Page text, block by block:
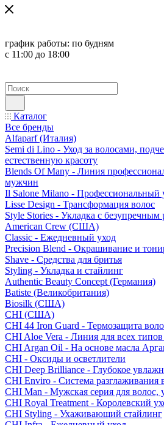
график работы: по будням
с 11:00 до 18:00
Каталог
Все бренды
Alfaparf (Италия)
Semi di Lino - Уход за волосами,
естественную красоту
Blends Of Many - Линия
мужчин
Il Salone Milano - Профессиональный
Lisse Design - Трансформация волос
Style Stories - Укладка с безупречным
American Crew (США)
Classic - Ежедневный уход
Precision Blend - Окрашивание и
Shave - Средства для бритья
Styling - Укладка и стайлинг
Authentic Beauty Concept (Германия)
Batiste (Великобритания)
Biosilk (США)
CHI (США)
CHI 44 Iron Guard - Термозащита
CHI Aloe Vera - Линия для всех
CHI Argan Oil - На основе масла
CHI - Оксиды и осветлители
CHI Deep Brilliance - Глубокое
CHI Enviro - Система разглаживания
CHI Man - Мужская серия для волос,
CHI Royal Treatment - Королевский
CHI Styling - Ухаживающий стайлинг